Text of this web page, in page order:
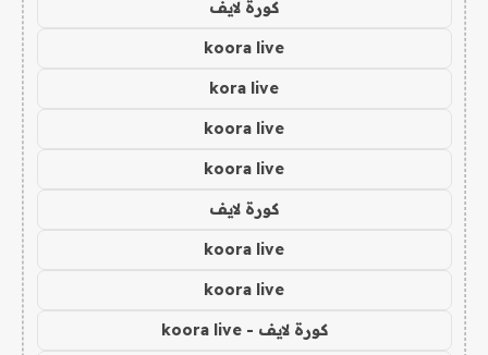
كورة لايف
koora live
kora live
koora live
koora live
كورة لايف
koora live
koora live
كورة لايف - koora live